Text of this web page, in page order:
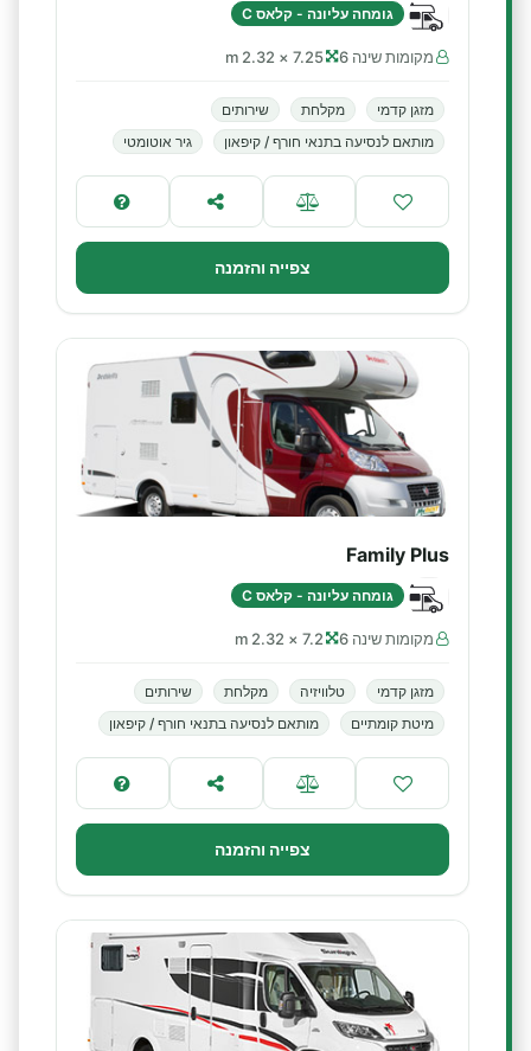
גומחה עליונה - קלאס C
מקומות שינה 6 7.25 × 2.32 m
מזגן קדמי מקלחת
שירותים
מותאם לנסיעה בתנאי חורף / קיפאון
גיר אוטומטי
צפייה והזמנה
Family Plus
גומחה עליונה - קלאס C
מקומות שינה 6 7.2 × 2.32 m
מזגן קדמי טלוויזיה מקלחת
שירותים
מיטת קומתיים
מותאם לנסיעה בתנאי חורף / קיפאון
צפייה והזמנה